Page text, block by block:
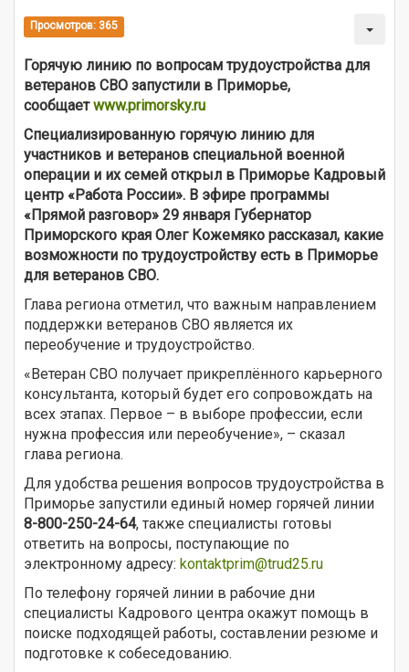
Просмотров: 365
Горячую линию по вопросам трудоустройства для
ветеранов СВО запустили в Приморье,
сообщаетwww.primorsky.ru
Специализированную горячую линию для
участников и ветеранов специальной военной
операции и их семей открыл в Приморье Кадровый
центр «Работа России». В эфире программы
«Прямой разговор» 29 января Губернатор
Приморского края Олег Кожемяко рассказал, какие
возможности по трудоустройству есть в Приморье
для ветеранов СВО.
Глава региона отметил, что важным направлением
поддержки ветеранов СВО является их
переобучение и трудоустройство.
«Ветеран СВО получает прикреплённого карьерного
консультанта, который будет его сопровождать на
всех этапах. Первое – в выборе профессии, если
нужна профессия или переобучение», – сказал
глава региона.
Для удобства решения вопросов трудоустройства в
Приморье запустили единый номер горячей линии
8-800-250-24-64, также специалисты готовы
ответить на вопросы, поступающие по
электронному адресу: kontaktprim@trud25.ru
По телефону горячей линии в рабочие дни
специалисты Кадрового центра окажут помощь в
поиске подходящей работы, составлении резюме и
подготовке к собеседованию.